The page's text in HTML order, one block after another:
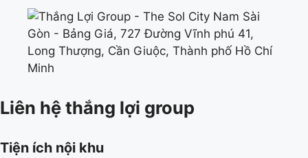
Liên hệ thắng lợi group
Tiện ích nội khu